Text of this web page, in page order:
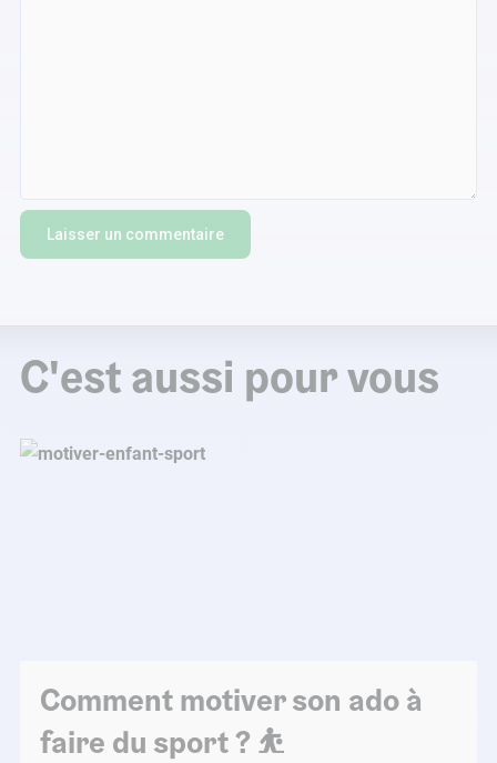
C'est aussi pour vous
Comment motiver son ado à
faire du sport ? ⛹️